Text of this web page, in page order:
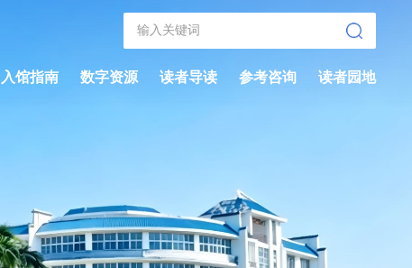
入馆指南 数字资源 读者导读 参考咨询 读者园地